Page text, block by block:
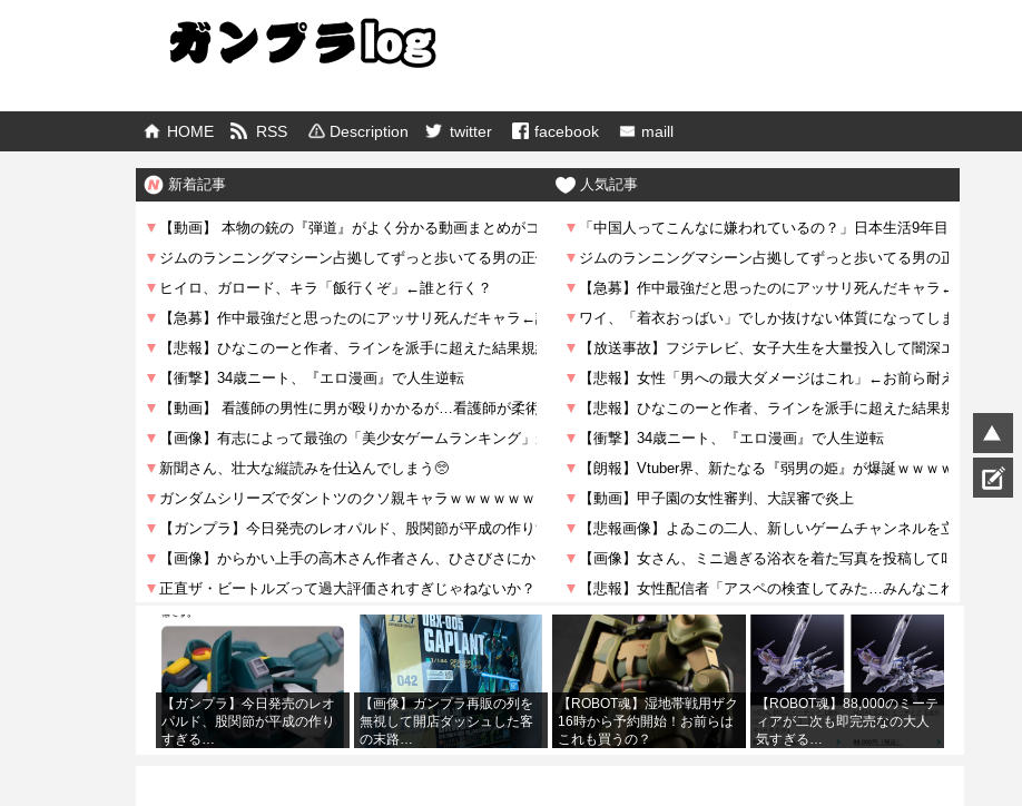
HOME RSS Description twitter facebook maill
新着記事 人気記事
【ガンプラ】今日発売のレオ
パルド、股関節が平成の作り
すぎる…
【画像】ガンプラ再販の列を
無視して開店ダッシュした客
の末路…
【ROBOT魂】湿地帯戦用ザク
16時から予約開始！お前らは
これも買うの？
【ROBOT魂】88,000のミーテ
ィアが二次も即完売なの大人
気すぎる…